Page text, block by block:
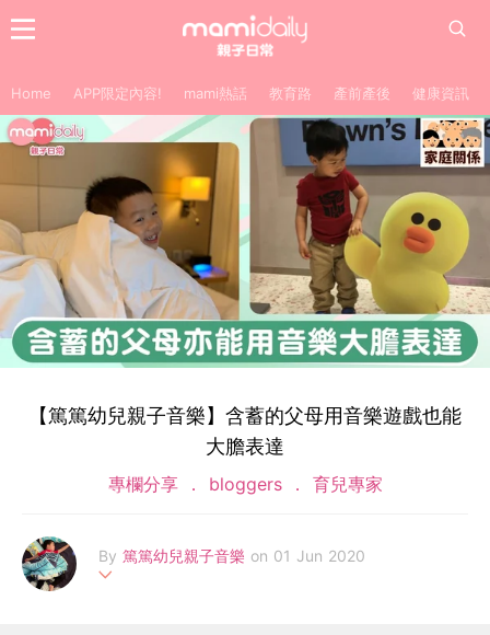
Home APP限定內容! mami熱話 教育路 產前產後 健康資訊
【篤篤幼兒親子音樂】含蓄的父母用音樂遊戲也能
大膽表達
專欄分享 bloggers 育兒專家
By 篤篤幼兒親子音樂 on 01 Jun 2020